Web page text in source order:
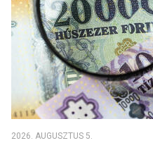
2026. AUGUSZTUS 5.